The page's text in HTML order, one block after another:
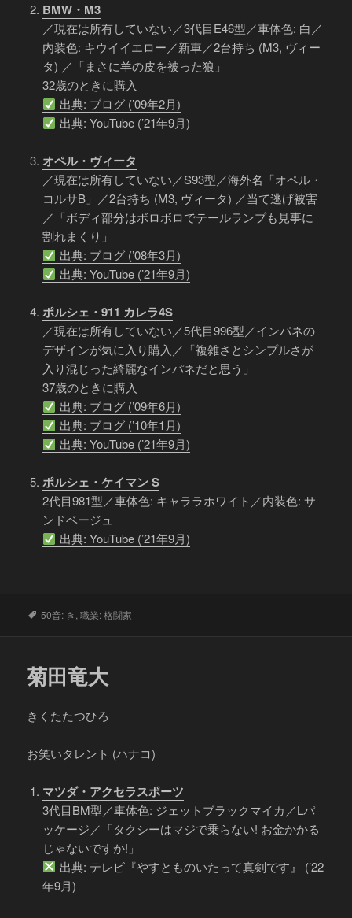
BMW・M3
／現在は所有していない／3代目E46型／車体色: 白／
内装色: キウイイエロー／新車／2台持ち (M3, ヴィー
タ) ／「まさに羊の皮を被った狼」
32歳のときに購入
出典: ブログ (’09年2月)
出典: YouTube (’21年9月)
オペル・ヴィータ
／現在は所有していない／S93型／海外名「オペル・
コルサB」／2台持ち (M3, ヴィータ) ／当て逃げ被害
／「ボディ部分はボロボロでテールランプも見事に
割れまくり」
出典: ブログ (’08年3月)
出典: YouTube (’21年9月)
ポルシェ・911 カレラ4S
／現在は所有していない／5代目996型／インパネの
デザインが気に入り購入／「複雑さとシンプルさが
入り混じった綺麗なインパネだと思う」
37歳のときに購入
出典: ブログ (’09年6月)
出典: ブログ (’10年1月)
出典: YouTube (’21年9月)
ポルシェ・ケイマン S
2代目981型／車体色: キャララホワイト／内装色: サ
ンドベージュ
出典: YouTube (’21年9月)
タ
50音: き,職業: 格闘家
菊田竜大
きくたたつひろ
お笑いタレント (ハナコ)
マツダ・アクセラスポーツ
3代目BM型／車体色: ジェットブラックマイカ／Lパ
ッケージ／「タクシーはマジで乗らない! お金かかる
じゃないですか!」
出典: テレビ『やすとものいたって真剣です』 (’22
年9月)